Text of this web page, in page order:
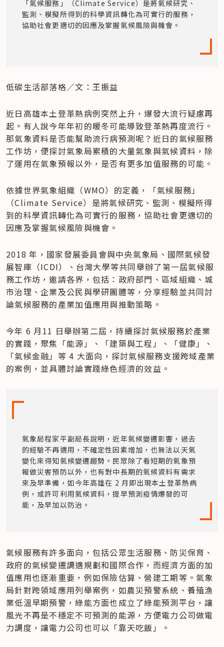
「氣候服務」（Climate Service）是將氣候研究、
監測、模擬所得到的科學資訊轉化為可實行的服務，
協助社會更適切的因應及掌握氣候風險與機會。
低碳生活部落格／文：王振益
近日高雄本土登革熱病例突然上升，爆發大流行疑慮再
起。有人說今年年初的暖冬可能導致登革熱再度流行。
那氣象資料是否能幫助流行病預測呢？近日的氣候服務
工作坊，便探討氣象局累積的大量氣象與氣候資料，除
了運用在氣象預報以外，是否有更多加值服務的可能。
依據世界氣象組織（WMO）的定義，「氣候服務」
（Climate Service）是將氣候研究、監測、模擬所得
到的科學資訊轉化為可實行的服務，協助社會更適切的
因應及掌握氣候風險與機會。
2018 年，國家發展委員會與中央氣象局、國際氣候發
展智庫（ICDI）、台灣大學等共同舉辦了第一屆氣候服
務工作坊，邀請各界，包括：政府部門、區域組織、城
市治理、企業及公民與學研團體等，分享經驗並共同討
論氣候服務的產業加值應用與推動策略。
今年 6 月11 日舉辦第二屆，持續探討氣候服務於產業
的實踐，聚焦「能源」、「建築與工程」、「健康」、
「氣候金融」等 4 大面向，探討氣候服務支援跨域產業
的案例，並具體討論實踐綠色經濟的效益。
氣象局程家平副局長說明，近年氣候變遷影響，過去
的經驗不再適用，不確定性因素增加，也無法以天氣
變化來得知氣候變遷趨勢。民眾除了看短期的氣象預
報做災害預防以外，也有對中長期的氣候資料有需求
來及早準備，如今年高雄在 2 月即出現本土登革熱病
例，或許可利用氣候資料，提早預測疫情爆發的可
能，及早加以防治。
氣候服務有許多面向，包括公眾生活服務、防災保育、
政府的氣候變遷調適規劃和國際合作，而經濟方面的加
值應用也逐漸重要，例如保險估算、營建工期等。氣象
局針對跨領域應用列舉案例，如農災預警系統、養殖漁
業低溫早期預警，綠能方面也成立了綠能預測平台，讓
風光不再是不穩定不可預測的能源，方便電力公司做電
力調度，讓電力公司也可以「靠天吃飯」。